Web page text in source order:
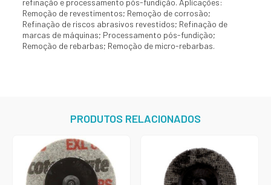
refinação e processamento pós-fundição. Aplicações:
Remoção de revestimentos; Remoção de corrosão;
Refinação de riscos abrasivos revestidos; Refinação de
marcas de máquinas; Processamento pós-fundição;
Remoção de rebarbas; Remoção de micro-rebarbas.
PRODUTOS RELACIONADOS